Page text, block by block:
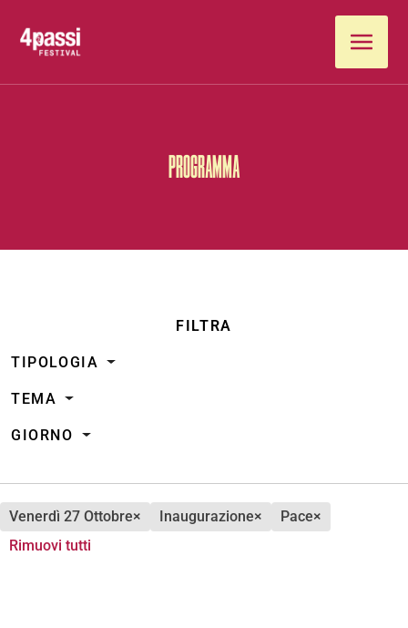
PROGRAMMA
FILTRA
TIPOLOGIA
TEMA
GIORNO
venerdì 27 Ottobre× inaugurazione× pace×
Rimuovi tutti